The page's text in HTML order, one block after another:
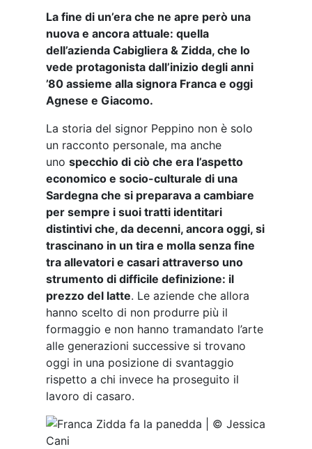
La fine di un’era che ne apre però una
nuova e ancora attuale: quella
dell’azienda Cabigliera & Zidda, che lo
vede protagonista dall’inizio degli anni
’80 assieme alla signora Franca e oggi
Agnese e Giacomo.
La storia del signor Peppino non è solo
un racconto personale, ma anche
uno specchio di ciò che era l’aspetto
economico e socio-culturale di una
Sardegna che si preparava a cambiare
per sempre i suoi tratti identitari
distintivi che, da decenni, ancora oggi, si
trascinano in un tira e molla senza fine
tra allevatori e casari attraverso uno
strumento di difficile definizione: il
prezzo del latte. Le aziende che allora
hanno scelto di non produrre più il
formaggio e non hanno tramandato l’arte
alle generazioni successive si trovano
oggi in una posizione di svantaggio
rispetto a chi invece ha proseguito il
lavoro di casaro.